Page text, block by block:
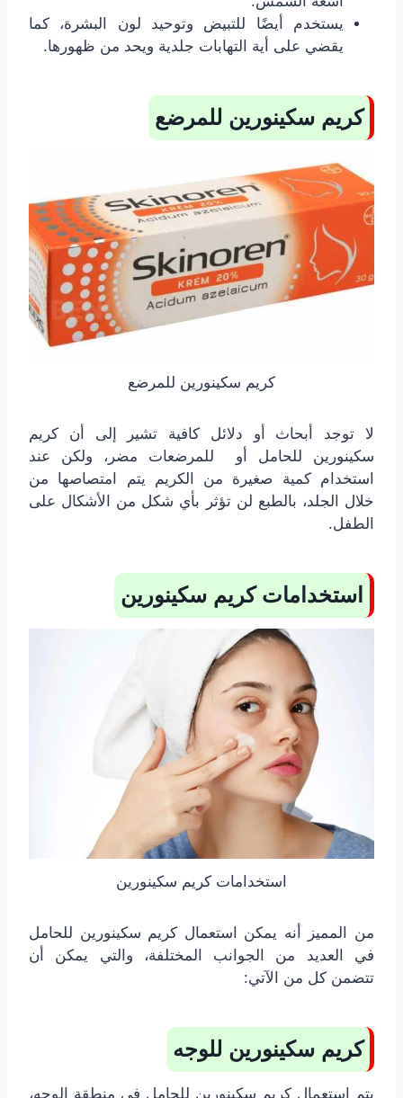
يستخدم أيضًا للتبيض وتوحيد لون البشرة، كما
يقضي على أية التهابات جلدية ويحد من ظهورها.
كريم سكينورين للمرضع
كريم سكينورين للمرضع
لا توجد أبحاث أو دلائل كافية تشير إلى أن كريم
سكينورين للحامل أو للمرضعات مضر، ولكن عند
استخدام كمية صغيرة من الكريم يتم امتصاصها من
خلال الجلد، بالطبع لن تؤثر بأي شكل من الأشكال على
الطفل.
استخدامات كريم سكينورين
استخدامات كريم سكينورين
من المميز أنه يمكن استعمال كريم سكينورين للحامل
في العديد من الجوانب المختلفة، والتي يمكن أن
تتضمن كل من الآتي:
كريم سكينورين للوجه
يتم استعمال كريم سكينورين للحامل في منطقة الوجه،